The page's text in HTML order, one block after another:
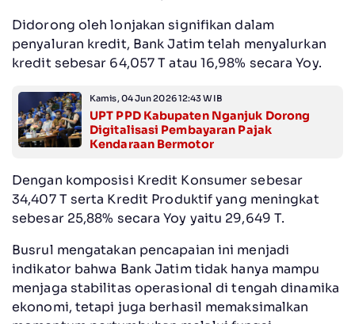
Didorong oleh lonjakan signifikan dalam
penyaluran kredit, Bank Jatim telah menyalurkan
kredit sebesar 64,057 T atau 16,98% secara Yoy.
Kamis, 04 Jun 2026 12:43 WIB
UPT PPD Kabupaten Nganjuk Dorong
Digitalisasi Pembayaran Pajak
Kendaraan Bermotor
Dengan komposisi Kredit Konsumer sebesar
34,407 T serta Kredit Produktif yang meningkat
sebesar 25,88% secara Yoy yaitu 29,649 T.
Busrul mengatakan pencapaian ini menjadi
indikator bahwa Bank Jatim tidak hanya mampu
menjaga stabilitas operasional di tengah dinamika
ekonomi, tetapi juga berhasil memaksimalkan